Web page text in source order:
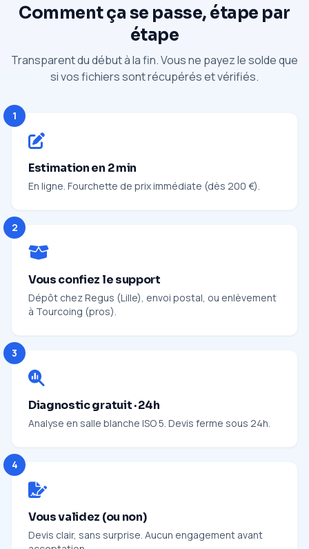
Comment ça se passe, étape par
étape
Transparent du début à la fin. Vous ne payez le solde que
si vos fichiers sont récupérés et vérifiés.
1
Estimation en 2 min
En ligne. Fourchette de prix immédiate (dès 200 €).
2
Vous confiez le support
Dépôt chez Regus (Lille), envoi postal, ou enlèvement
à Tourcoing (pros).
3
Diagnostic gratuit · 24h
Analyse en salle blanche ISO 5. Devis ferme sous 24h.
4
Vous validez (ou non)
Devis clair, sans surprise. Aucun engagement avant